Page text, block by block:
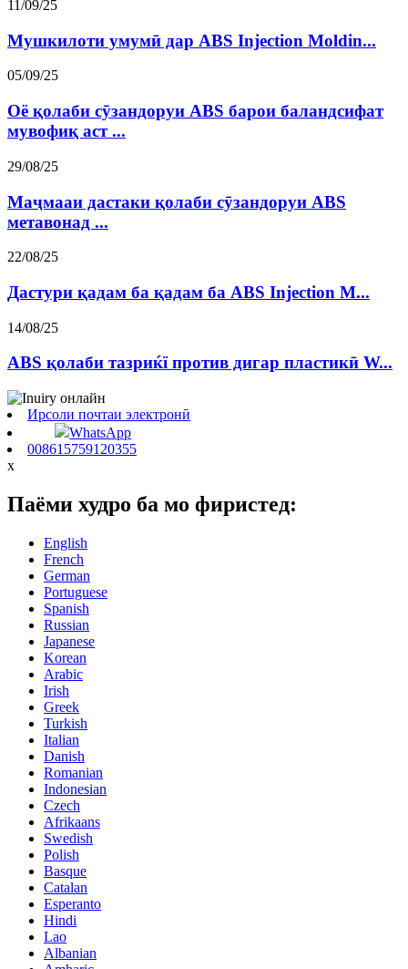
11/09/25
Мушкилоти умумӣ дар ABS Injection Moldin...
05/09/25
Оё қолаби сӯзандоруи ABS барои баландсифат
мувофиқ аст ...
29/08/25
Маҷмааи дастаки қолаби сӯзандоруи ABS
метавонад ...
22/08/25
Дастури қадам ба қадам ба ABS Injection M...
14/08/25
ABS қолаби тазриќї против дигар пластикӣ W...
Ирсоли почтаи электронӣ
WhatsApp
008615759120355
x
Паёми худро ба мо фиристед:
English
French
German
Portuguese
Spanish
Russian
Japanese
Korean
Arabic
Irish
Greek
Turkish
Italian
Danish
Romanian
Indonesian
Czech
Afrikaans
Swedish
Polish
Basque
Catalan
Esperanto
Hindi
Lao
Albanian